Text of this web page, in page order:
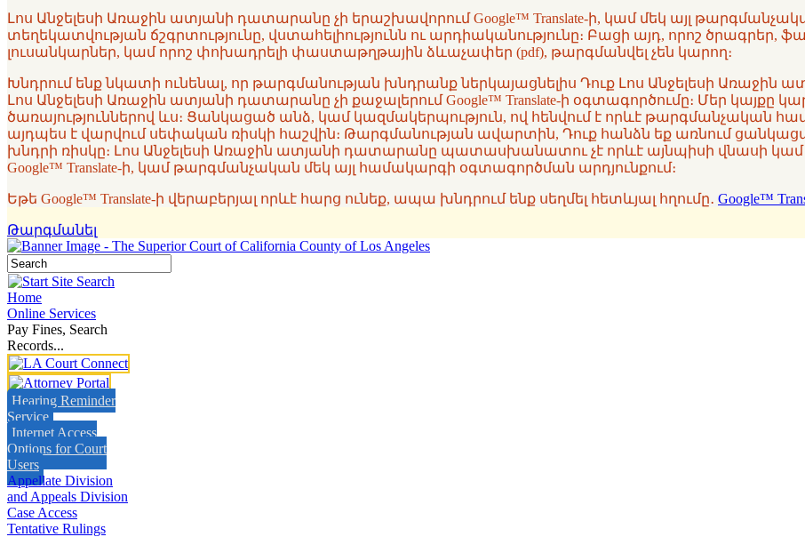
Լոս Անջելեսի Առաջին ատյանի դատարանը չի երաշխավորում Google™ Translate-ի, կամ մեկ այլ
տեղեկատվության ճշգրտությունը, վստահելիությունն ու արդիականությունը։ Բացի այդ, որոշ ծրագրեր,
լուսանկարներ, կամ որոշ փոխադրելի փաստաթղթային ձևաչափեր (pdf), թարգմանվել չեն կարող։
Խնդրում ենք նկատի ունենալ, որ թարգմանության խնդրանք ներկայացնելիս Դուք Լոս Անջելեսի
Լոս Անջելեսի Առաջին ատյանի դատարանը չի քաջալերում Google™ Translate-ի օգտագործումը։ Մեր կայքը
ծառայություններով ևս։ Ցանկացած անձ, կամ կազմակերպություն, ով հենվում է որևէ թարգմանչական
այդպես է վարվում սեփական ռիսկի հաշվին։ Թարգմանության ավարտին, Դուք հանձն եք առնում
խնդրի ռիսկը։ Լոս Անջելեսի Առաջին ատյանի դատարանը պատասխանատու չէ որևէ այնպիսի վնասի
Google™ Translate-ի, կամ թարգմանչական մեկ այլ համակարգի օգտագործման արդյունքում։
Եթե Google™ Translate-ի վերաբերյալ որևէ հարց ունեք, ապա խնդրում ենք սեղմել հետևյալ հղումը․ Google™
Թարգմանել
Home
Online Services
Pay Fines, Search
Records...
Hearing Reminder
Service
Internet Access
Options for Court
Users
Appellate Division
and Appeals Division
Case Access
Tentative Rulings